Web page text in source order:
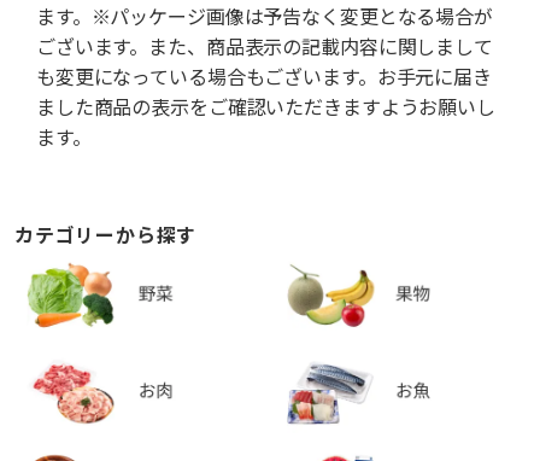
ます。※パッケージ画像は予告なく変更となる場合が
ございます。また、商品表示の記載内容に関しまして
も変更になっている場合もございます。お手元に届き
ました商品の表示をご確認いただきますようお願いし
ます。
カテゴリーから探す